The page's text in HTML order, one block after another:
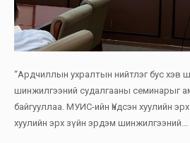
“Ардчиллын ухралтын нийтлэг бус хэв
шинжилгээний судалгааны семинарыг
байгууллаа. МУИС-ийн Үндсэн хуулийн
хуулийн эрх зүйн эрдэм шинжилгээний...